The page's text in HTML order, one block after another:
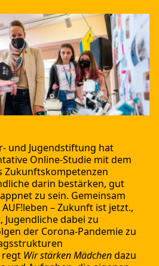
und Jugendstiftung hat
Online-Studie mit dem
Zukunftskompetenzen
darin bestärken, gut
zu sein. Gemeinsam
– Zukunft ist jetzt.,
Jugendliche dabei zu
der Corona-Pandemie zu
regt Wir stärken Mädchendazu